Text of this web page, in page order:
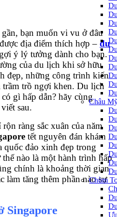
Châu
Chùm
bạn muốn vi vu ở đâu
địa điểm thích hợp – du
ý lý tưởng dành cho bạn.
của du lịch khi sở hữu
đẹp, những công trình kiến
trồ ngợi khen. Du lịch
gì hấp dẫn? hãy cùng
sau.
ràng sắc xuân của năm
tết nguyên đán khám
quốc đảo xinh đẹp trong
nào là một hành trình hấp
chính là khoảng thời gian
làm tăng thêm phần nào sự
Singapore